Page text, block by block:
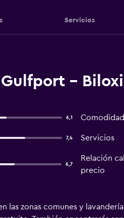
Servicios
Gulfport -
6,1 Comodidad
7,4 Servicios
6,7
Relación
precio
las zonas comunes y